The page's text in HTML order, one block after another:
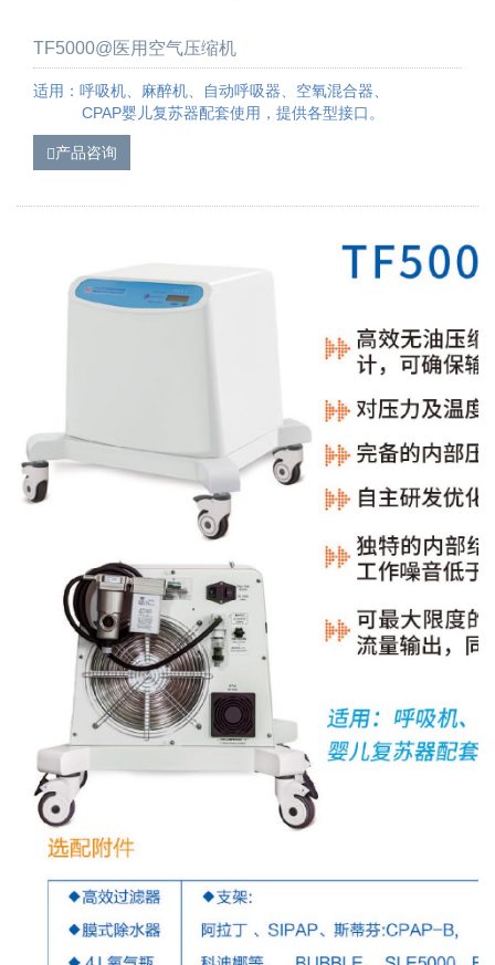
TF5000@医用空气压缩机
适用：呼吸机、麻醉机、自动呼吸器、空氧混合器、
CPAP婴儿复苏器配套使用，提供各型接口。
产品咨询